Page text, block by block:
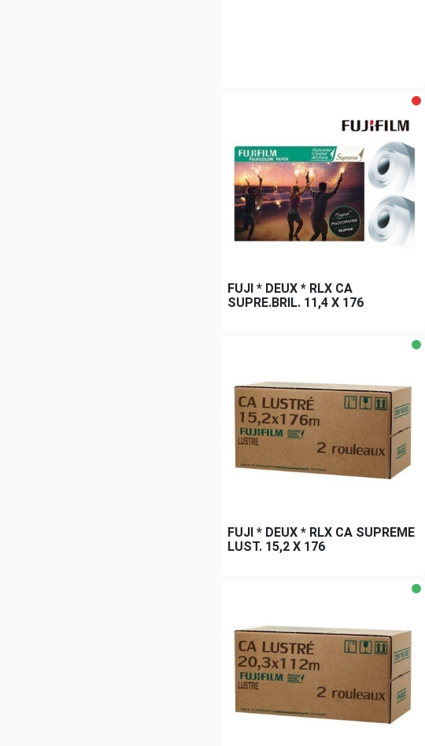
FUJI * DEUX * RLX CA
SUPRE.BRIL. 11,4 X 176
FUJI * DEUX * RLX CA SUPREME
LUST. 15,2 X 176